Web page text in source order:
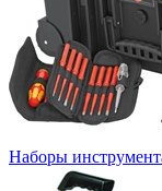
Наборы